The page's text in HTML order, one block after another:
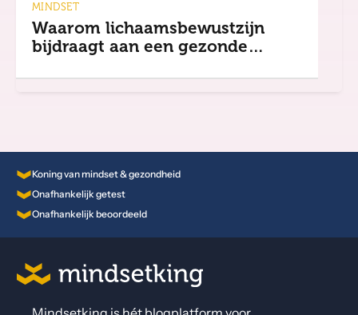
MINDSET
Waarom lichaamsbewustzijn
bijdraagt aan een gezonde
Koning van mindset & gezondheid
Onafhankelijk getest
Onafhankelijk beoordeeld